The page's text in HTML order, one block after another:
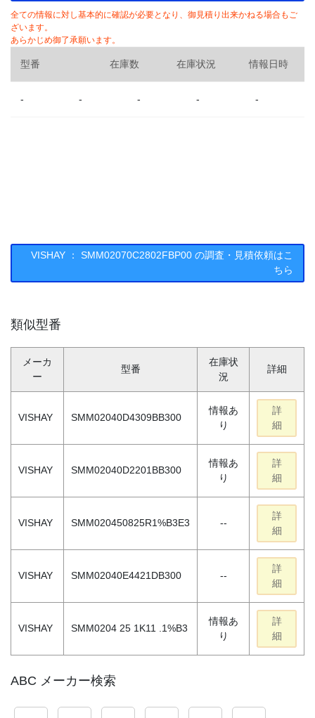
全ての情報に対し基本的に確認が必要となり、御見積り出来かねる場合もご
ざいます。
あらかじめ御了承願います。
型番 在庫数 在庫状況 情報日時
- - - - -
VISHAY ： SMM02070C2802FBP00 の調査・見積依頼はこ
ちら
類似型番
メーカ
ー
型番
在庫状
況
詳細
VISHAY SMM02040D4309BB300
情報あ
り
詳
細
VISHAY SMM02040D2201BB300
情報あ
り
詳
細
VISHAY SMM020450825R1%B3E3 --
詳
細
VISHAY SMM02040E4421DB300 --
詳
細
VISHAY SMM0204 25 1K11 .1%B3
情報あ
り
詳
細
ABC メーカー検索